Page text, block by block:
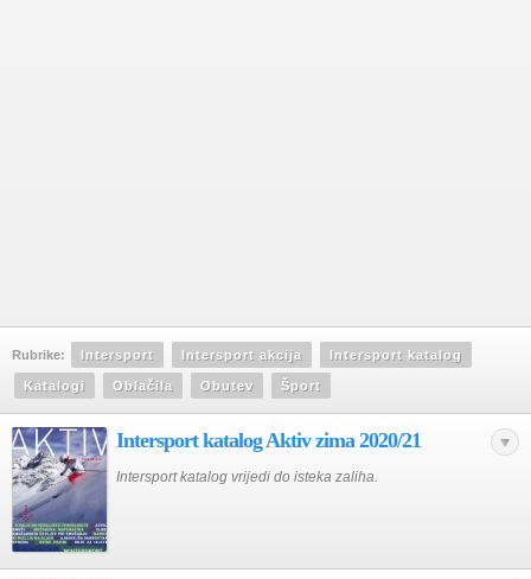
Rubrike: Intersport Intersport akcija Intersport katalog
Katalogi Oblačila Obutev Šport
Intersport katalog Aktiv zima 2020/21
Intersport katalog vrijedi do isteka zaliha.